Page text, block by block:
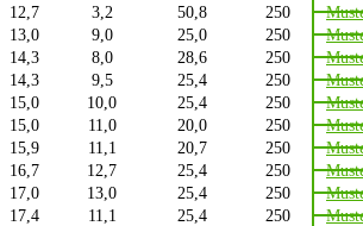
12,7 3,2 50,8 250
13,0 9,0 25,0 250
14,3 8,0 28,6 250
14,3 9,5 25,4 250
15,0 10,0 25,4 250
15,0 11,0 20,0 250
15,9 11,1 20,7 250
16,7 12,7 25,4 250
17,0 13,0 25,4 250
17,4 11,1 25,4 250